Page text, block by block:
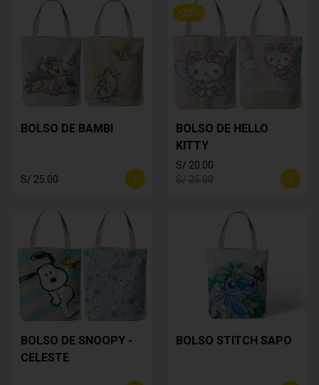
BOLSO DE BAMBI
S/ 25.00
-20%
BOLSO DE HELLO
KITTY
S/ 20.00
S/ 25.00
BOLSO DE SNOOPY -
CELESTE
BOLSO STITCH SAPO